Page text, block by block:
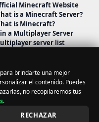
brindarte una mejor
el contenido. Puedes
no recopilaremos tus
.
RECHAZAR
Minecraft Website
is a Minecraft Server?
is Minecraft?
a Multiplayer Server
server list
derechos reservados.